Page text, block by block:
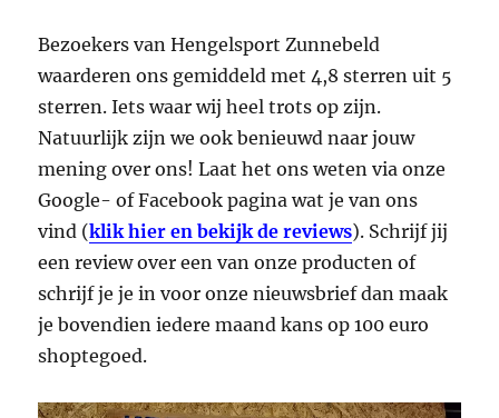
Bezoekers van Hengelsport Zunnebeld
waarderen ons gemiddeld met 4,8 sterren uit 5
sterren. Iets waar wij heel trots op zijn.
Natuurlijk zijn we ook benieuwd naar jouw
mening over ons! Laat het ons weten via onze
Google- of Facebook pagina wat je van ons
vind (klik hier en bekijk de reviews). Schrijf jij
een review over een van onze producten of
schrijf je je in voor onze nieuwsbrief dan maak
je bovendien iedere maand kans op 100 euro
shoptegoed.